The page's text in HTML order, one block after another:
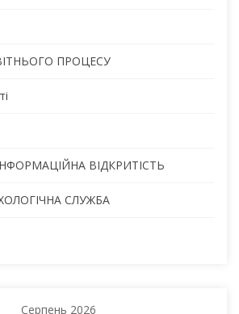
ПРОЦЕСУ
ВІДКРИТІСТЬ
СЛУЖБА
Серпень 2026